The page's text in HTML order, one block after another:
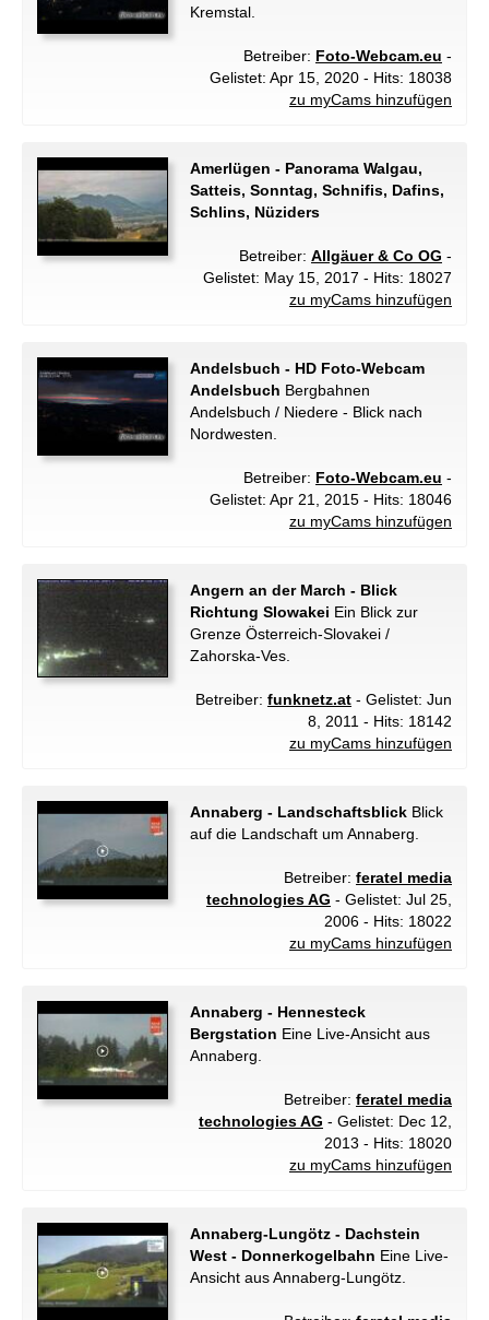
Kremstal.
Betreiber: Foto-Webcam.eu -
Gelistet: Apr 15, 2020 - Hits: 18038
zu myCams hinzufügen
Amerlügen - Panorama Walgau,
Satteis, Sonntag, Schnifis, Dafins,
Schlins, Nüziders
Betreiber: Allgäuer & Co OG -
Gelistet: May 15, 2017 - Hits: 18027
zu myCams hinzufügen
Andelsbuch - HD Foto-Webcam
Andelsbuch Bergbahnen
Andelsbuch / Niedere - Blick nach
Nordwesten.
Betreiber: Foto-Webcam.eu -
Gelistet: Apr 21, 2015 - Hits: 18046
zu myCams hinzufügen
Angern an der March - Blick
Richtung Slowakei Ein Blick zur
Grenze Österreich-Slovakei /
Zahorska-Ves.
Betreiber: funknetz.at - Gelistet: Jun
8, 2011 - Hits: 18142
zu myCams hinzufügen
Annaberg - Landschaftsblick Blick
auf die Landschaft um Annaberg.
Betreiber: feratel media
technologies AG - Gelistet: Jul 25,
2006 - Hits: 18022
zu myCams hinzufügen
Annaberg - Hennesteck
Bergstation Eine Live-Ansicht aus
Annaberg.
Betreiber: feratel media
technologies AG - Gelistet: Dec 12,
2013 - Hits: 18020
zu myCams hinzufügen
Annaberg-Lungötz - Dachstein
West - Donnerkogelbahn Eine Live-
Ansicht aus Annaberg-Lungötz.